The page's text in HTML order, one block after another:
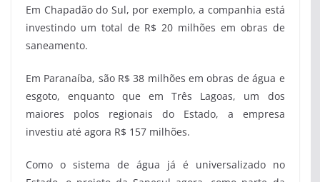
Em Chapadão do Sul, por exemplo, a companhia está
investindo um total de R$ 20 milhões em obras de
saneamento.
Em Paranaíba, são R$ 38 milhões em obras de água e
esgoto, enquanto que em Três Lagoas, um dos
maiores polos regionais do Estado, a empresa
investiu até agora R$ 157 milhões.
Como o sistema de água já é universalizado no